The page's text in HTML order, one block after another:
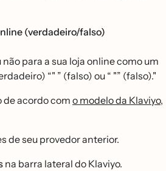
(verdadeiro/falso)
não para a sua loja online como um
“" ” (falso) ou “ "” (falso)."
de acordo como modelo da Klaviyo,
de seu provedor anterior.
na barra lateral do Klaviyo.